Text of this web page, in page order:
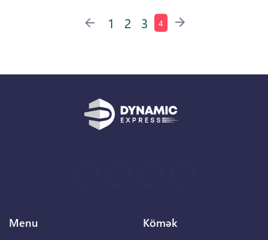
1 2 3 4
Menu Kömək